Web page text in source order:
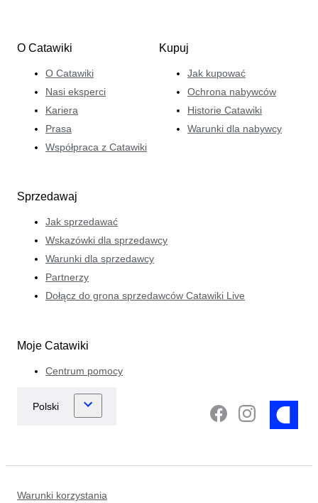
O Catawiki
O Catawiki
Nasi eksperci
Kariera
Prasa
Współpraca z Catawiki
Kupuj
Jak kupować
Ochrona nabywców
Historie Catawiki
Warunki dla nabywcy
Sprzedawaj
Jak sprzedawać
Wskazówki dla sprzedawcy
Warunki dla sprzedawcy
Partnerzy
Dołącz do grona sprzedawców Catawiki Live
Moje Catawiki
Centrum pomocy
Warunki korzystania